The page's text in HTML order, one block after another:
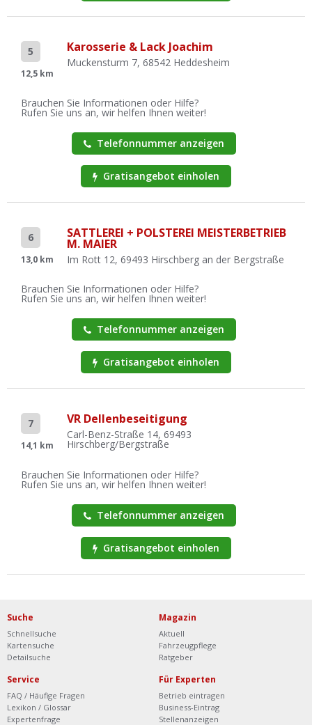
5
12,5 km
Karosserie & Lack Joachim
Muckensturm 7, 68542 Heddesheim
Brauchen Sie Informationen oder Hilfe?
Rufen Sie uns an, wir helfen Ihnen weiter!
Telefonnummer anzeigen
Gratisangebot einholen
6
13,0 km
SATTLEREI + POLSTEREI MEISTERBETRIEB
M. MAIER
Im Rott 12, 69493 Hirschberg an der Bergstraße
Brauchen Sie Informationen oder Hilfe?
Rufen Sie uns an, wir helfen Ihnen weiter!
Telefonnummer anzeigen
Gratisangebot einholen
7
14,1 km
VR Dellenbeseitigung
Carl-Benz-Straße 14, 69493
Hirschberg/Bergstraße
Brauchen Sie Informationen oder Hilfe?
Rufen Sie uns an, wir helfen Ihnen weiter!
Telefonnummer anzeigen
Gratisangebot einholen
Suche
Schnellsuche
Kartensuche
Detailsuche
Magazin
Aktuell
Fahrzeugpflege
Ratgeber
Service
FAQ / Häufige Fragen
Lexikon / Glossar
Expertenfrage
Für Experten
Betrieb eintragen
Business-Eintrag
Stellenanzeigen